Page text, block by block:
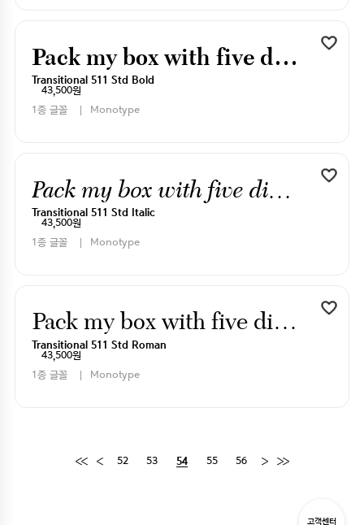
Pack my box with five dizen liquor jugs
Transitional 511 Std Bold
43,500원
1종 글꼴
Monotype
Pack my box with five dizen liquor jugs
Transitional 511 Std Italic
43,500원
1종 글꼴
Monotype
Pack my box with five dizen liquor jugs
Transitional 511 Std Roman
43,500원
1종 글꼴
Monotype
52 53 54 55 56
고객센터